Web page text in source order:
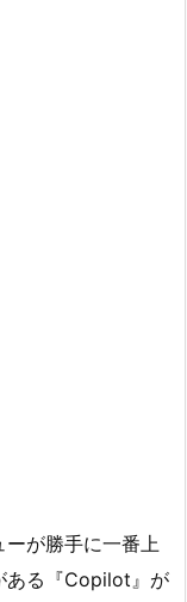
ーが勝手に一番上
ある『Copilot』が